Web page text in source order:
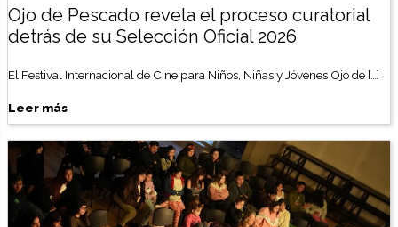
Ojo de Pescado revela el proceso curatorial
detrás de su Selección Oficial 2026
El Festival Internacional de Cine para Niños, Niñas y Jóvenes Ojo de […]
Leer más